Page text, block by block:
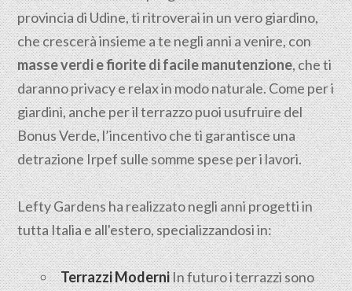
provincia di Udine, ti ritroverai in un vero giardino,
che crescerà insieme a te negli anni a venire, con
masse verdi e fiorite di facile manutenzione, che ti
daranno privacy e relax in modo naturale. Come per i
giardini, anche per il terrazzo puoi usufruire del
Bonus Verde, l’incentivo che ti garantisce una
detrazione Irpef sulle somme spese per i lavori.
Lefty Gardens ha realizzato negli anni progetti in
tutta Italia e all'estero, specializzandosi in:
Terrazzi ModerniIn futuro i terrazzi sono